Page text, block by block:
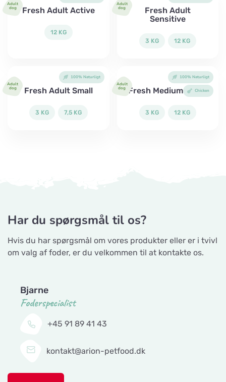
Adult
dog Fresh Adult Active
12 KG
Adult
dog
Fresh Adult
Sensitive
3 KG 12 KG
Adult
dog
100% Naturligt
Fresh Adult Small
3 KG 7,5 KG
Adult
dog
100% Naturligt
Chicken
Fresh Medium Large
3 KG 12 KG
Har du spørgsmål til os?
Hvis du har spørgsmål om vores produkter eller er i tvivl
om valg af foder, er du velkommen til at kontakte os.
Bjarne
Foderspecialist
+45 91 89 41 43
kontakt@arion-petfood.dk